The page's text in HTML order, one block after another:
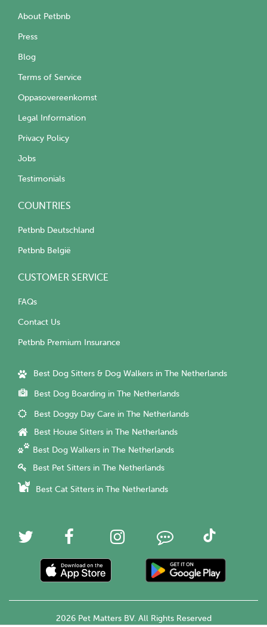
About Petbnb
Press
Blog
Terms of Service
Oppasovereenkomst
Legal Information
Privacy Policy
Jobs
Testimonials
COUNTRIES
Petbnb Deutschland
Petbnb België
CUSTOMER SERVICE
FAQs
Contact Us
Petbnb Premium Insurance
Best Dog Sitters & Dog Walkers in The Netherlands
Best Dog Boarding in The Netherlands
Best Doggy Day Care in The Netherlands
Best House Sitters in The Netherlands
Best Dog Walkers in The Netherlands
Best Pet Sitters in The Netherlands
Best Cat Sitters in The Netherlands
2026 Pet Matters BV. All Rights Reserved